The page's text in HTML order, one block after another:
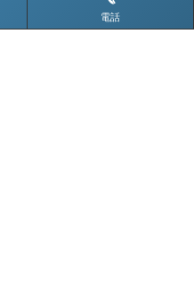
電話
わせはこちら